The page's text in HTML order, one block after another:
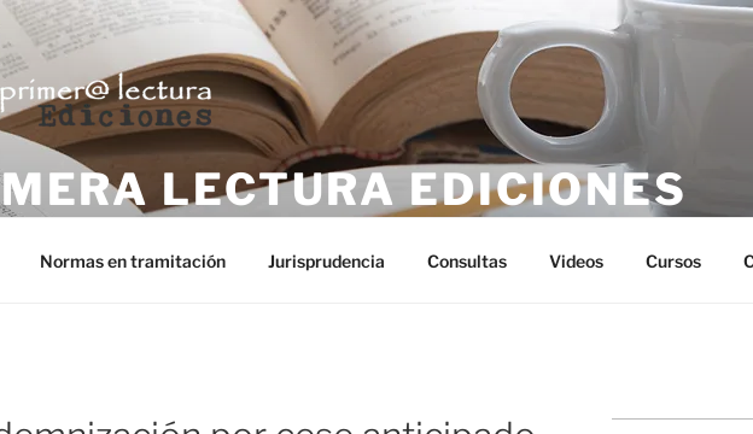
LECTURA EDICIONES
Normas en tramitación Jurisprudencia Consultas Videos Cursos